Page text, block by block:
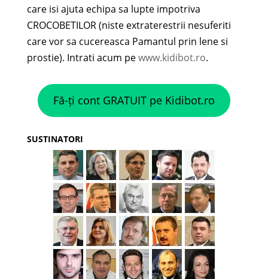
care isi ajuta echipa sa lupte impotriva
CROCOBETILOR (niste extraterestrii nesuferiti
care vor sa cucereasca Pamantul prin lene si
prostie). Intrati acum pewww.kidibot.ro.
Fă-ți cont GRATUIT pe Kidibot.ro
SUSTINATORI